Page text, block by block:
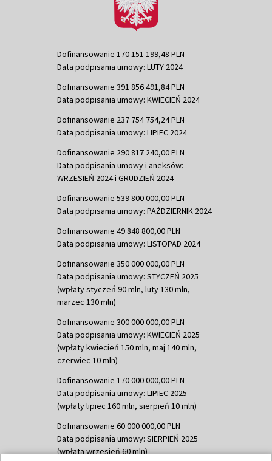
Dofinansowanie 170 151 199,48 PLN
Data podpisania umowy: LUTY 2024
Dofinansowanie 391 856 491,84 PLN
Data podpisania umowy: KWIECIEŃ 2024
Dofinansowanie 237 754 754,24 PLN
Data podpisania umowy: LIPIEC 2024
Dofinansowanie 290 817 240,00 PLN
Data podpisania umowy i aneksów:
WRZESIEŃ 2024 i GRUDZIEŃ 2024
Dofinansowanie 539 800 000,00 PLN
Data podpisania umowy: PAŹDZIERNIK 2024
Dofinansowanie 49 848 800,00 PLN
Data podpisania umowy: LISTOPAD 2024
Dofinansowanie 350 000 000,00 PLN
Data podpisania umowy: STYCZEŃ 2025
(wpłaty styczeń 90 mln, luty 130 mln,
marzec 130 mln)
Dofinansowanie 300 000 000,00 PLN
Data podpisania umowy: KWIECIEŃ 2025
(wpłaty kwiecień 150 mln, maj 140 mln,
czerwiec 10 mln)
Dofinansowanie 170 000 000,00 PLN
Data podpisania umowy: LIPIEC 2025
(wpłaty lipiec 160 mln, sierpień 10 mln)
Dofinansowanie 60 000 000,00 PLN
Data podpisania umowy: SIERPIEŃ 2025
(wpłata wrzesień 60 mln)